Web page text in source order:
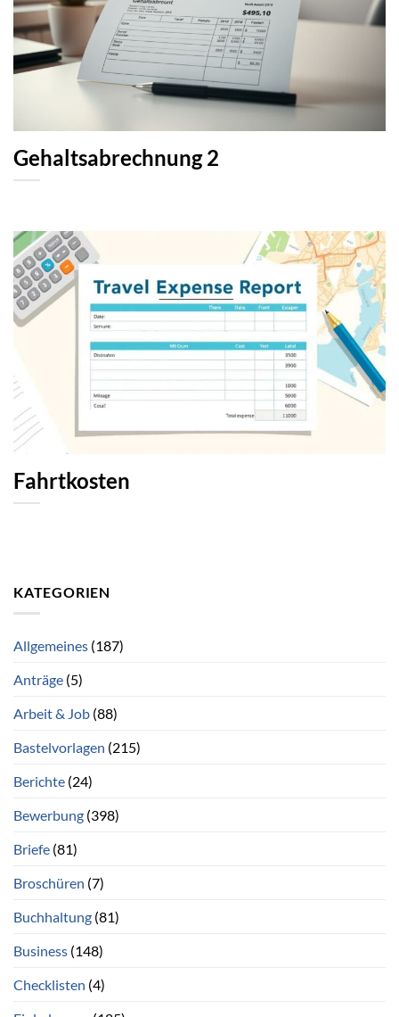
Gehaltsabrechnung 2
Fahrtkosten
KATEGORIEN
Allgemeines (187)
Anträge (5)
Arbeit & Job (88)
Bastelvorlagen (215)
Berichte (24)
Bewerbung (398)
Briefe (81)
Broschüren (7)
Buchhaltung (81)
Business (148)
Checklisten (4)